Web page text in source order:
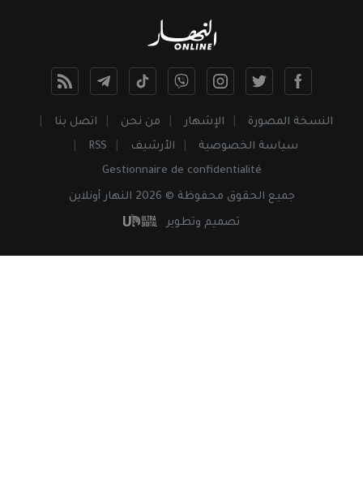
النسخة المصورة الإشهار من نحن
اتصل بنا
سياسة الخصوصية
الأرشيف
RSS
Gestionnaire de confidentialité
جميع الحقوق محفوظة © 2026 النهار أونلاين
تصميم وتطوير